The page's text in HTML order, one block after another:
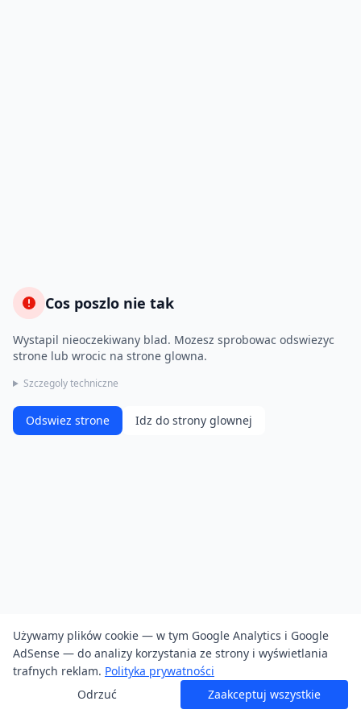
Cos poszlo nie tak
Wystapil nieoczekiwany blad. Mozesz sprobowac odswiezyc
strone lub wrocic na strone glowna.
Szczegoly techniczne
Odswiez strone Idz do strony glownej
Używamy plików cookie — w tym Google Analytics i Google
AdSense — do analizy korzystania ze strony i wyświetlania
trafnych reklam. Polityka prywatności
Odrzuć
Zaakceptuj wszystkie